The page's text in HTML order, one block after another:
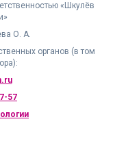
«Шкулёв
О. А.
органов (в том
57